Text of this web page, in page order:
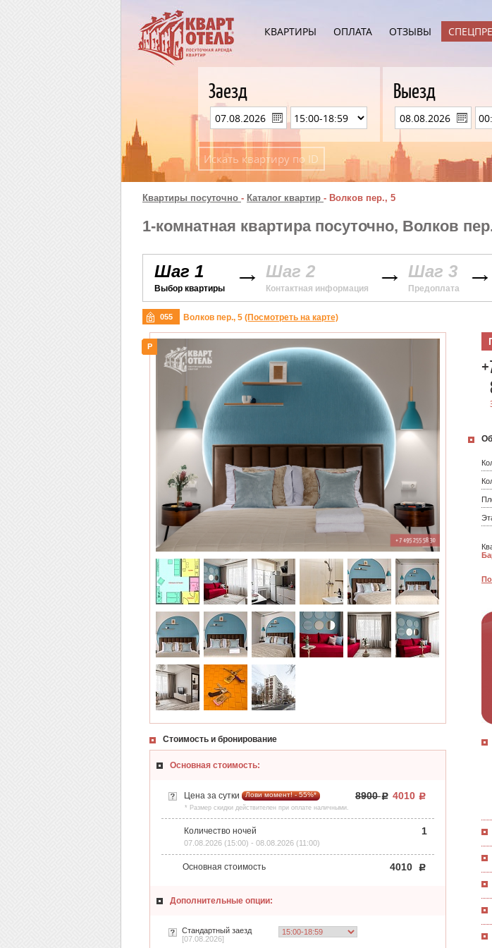
КВАРТИРЫ ОПЛАТА ОТЗЫВЫ
Заезд Выезд
Квартиры посуточно - Каталог квартир - Волков пер., 5
1-комнатная квартира посуточно, Волков
Шаг 1
Выбор квартиры
Шаг 2
Контактная информация
Шаг 3
Предоплата
055 Волков пер., 5 (Посмотреть на карте)
P
Стоимость и бронирование
Основная стоимость:
Цена за сутки Лови момент! - 55%* 8900 4010
* Размер скидки действителен при оплате наличными.
Количество ночей 1
07.08.2026 (15:00) - 08.08.2026 (11:00)
Основная стоимость 4010
Дополнительные опции:
Стандартный заезд
[07.08.2026]